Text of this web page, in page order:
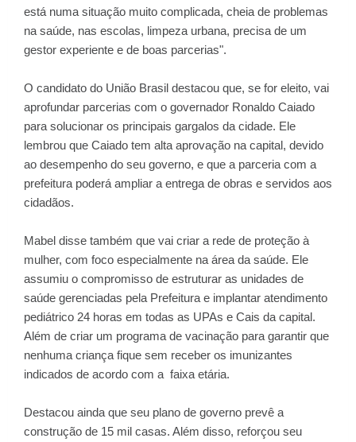
está numa situação muito complicada, cheia de problemas
na saúde, nas escolas, limpeza urbana, precisa de um
gestor experiente e de boas parcerias".
O candidato do União Brasil destacou que, se for eleito, vai
aprofundar parcerias com o governador Ronaldo Caiado
para solucionar os principais gargalos da cidade. Ele
lembrou que Caiado tem alta aprovação na capital, devido
ao desempenho do seu governo, e que a parceria com a
prefeitura poderá ampliar a entrega de obras e servidos aos
cidadãos.
Mabel disse também que vai criar a rede de proteção à
mulher, com foco especialmente na área da saúde. Ele
assumiu o compromisso de estruturar as unidades de
saúde gerenciadas pela Prefeitura e implantar atendimento
pediátrico 24 horas em todas as UPAs e Cais da capital.
Além de criar um programa de vacinação para garantir que
nenhuma criança fique sem receber os imunizantes
indicados de acordo com a faixa etária.
Destacou ainda que seu plano de governo prevê a
construção de 15 mil casas. Além disso, reforçou seu